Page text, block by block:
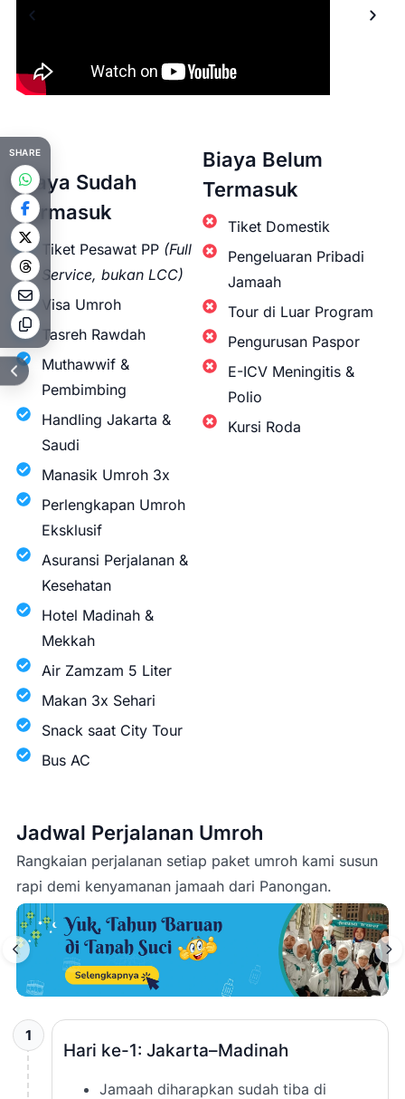
Biaya Sudah
Termasuk
Tiket Pesawat PP (Full
Service, bukan LCC)
Visa Umroh
Tasreh Rawdah
Muthawwif &
Pembimbing
Handling Jakarta &
Saudi
Manasik Umroh 3x
Perlengkapan Umroh
Eksklusif
Asuransi Perjalanan &
Kesehatan
Hotel Madinah &
Mekkah
Air Zamzam 5 Liter
Makan 3x Sehari
Snack saat City Tour
Bus AC
Biaya Belum
Termasuk
Tiket Domestik
Pengeluaran Pribadi
Jamaah
Tour di Luar Program
Pengurusan Paspor
E-ICV Meningitis &
Polio
Kursi Roda
Jadwal Perjalanan Umroh
Rangkaian perjalanan setiap paket umroh kami susun
rapi demi kenyamanan jamaah dari Panongan.
1
Hari ke-1: Jakarta–Madinah
Jamaah diharapkan sudah tiba di
SHARE